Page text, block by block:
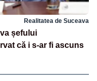
Realitatea de Suceava
șefului
că i s-ar fi ascuns